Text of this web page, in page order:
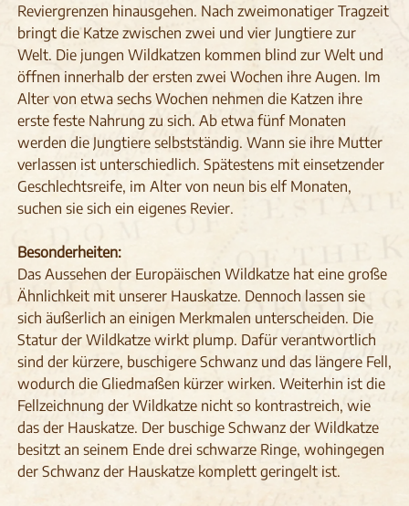
Reviergrenzen hinausgehen. Nach zweimonatiger Tragzeit
bringt die Katze zwischen zwei und vier Jungtiere zur
Welt. Die jungen Wildkatzen kommen blind zur Welt und
öffnen innerhalb der ersten zwei Wochen ihre Augen. Im
Alter von etwa sechs Wochen nehmen die Katzen ihre
erste feste Nahrung zu sich. Ab etwa fünf Monaten
werden die Jungtiere selbstständig. Wann sie ihre Mutter
verlassen ist unterschiedlich. Spätestens mit einsetzender
Geschlechtsreife, im Alter von neun bis elf Monaten,
suchen sie sich ein eigenes Revier.
Besonderheiten:
Das Aussehen der Europäischen Wildkatze hat eine große
Ähnlichkeit mit unserer Hauskatze. Dennoch lassen sie
sich äußerlich an einigen Merkmalen unterscheiden. Die
Statur der Wildkatze wirkt plump. Dafür verantwortlich
sind der kürzere, buschigere Schwanz und das längere Fell,
wodurch die Gliedmaßen kürzer wirken. Weiterhin ist die
Fellzeichnung der Wildkatze nicht so kontrastreich, wie
das der Hauskatze. Der buschige Schwanz der Wildkatze
besitzt an seinem Ende drei schwarze Ringe, wohingegen
der Schwanz der Hauskatze komplett geringelt ist.